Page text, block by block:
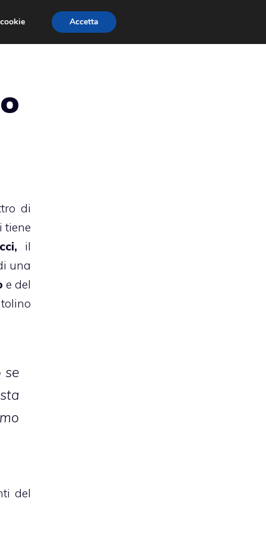
EVENTI E FIERE
di
tiene
il
una
e del
se
del
Accetta